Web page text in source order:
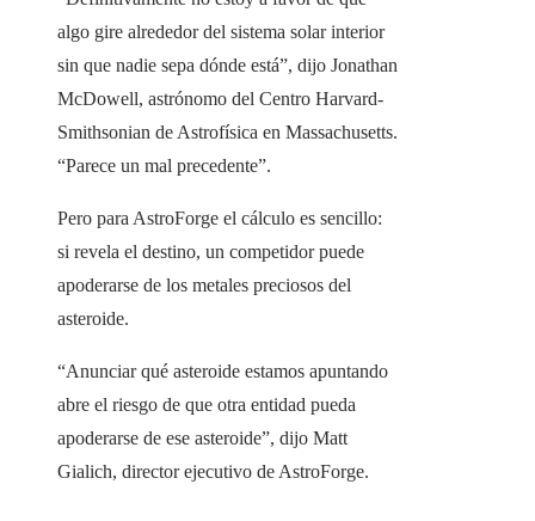
algo gire alrededor del sistema solar interior
sin que nadie sepa dónde está”, dijo Jonathan
McDowell, astrónomo del Centro Harvard-
Smithsonian de Astrofísica en Massachusetts.
“Parece un mal precedente”.
Pero para AstroForge el cálculo es sencillo:
si revela el destino, un competidor puede
apoderarse de los metales preciosos del
asteroide.
“Anunciar qué asteroide estamos apuntando
abre el riesgo de que otra entidad pueda
apoderarse de ese asteroide”, dijo Matt
Gialich, director ejecutivo de AstroForge.